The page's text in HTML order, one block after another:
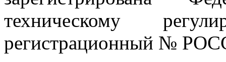
техническому
регистрационный №